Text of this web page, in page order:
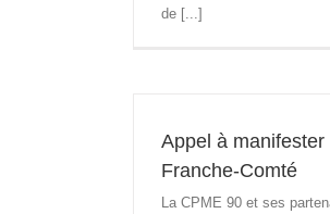
de [...]
Appel à manifester
Franche-Comté
La CPME 90 et ses